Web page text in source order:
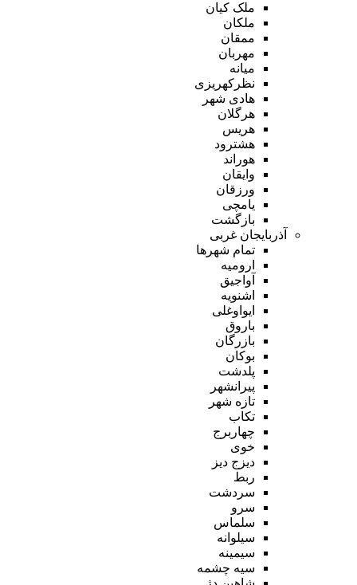
ملک کیان
ملکان
ممقان
مهربان
میانه
نظرکهریزی
هادی شهر
هرگلان
هریس
هشترود
هوراند
وایقان
ورزقان
یامچی
بازگشت
آذربایجان غربی
تمام شهر‌ها
ارومیه
آواجیق
اشنویه
ایواوغلی
باروق
بازرگان
بوکان
پلدشت
پیرانشهر
تازه شهر
تکاب
چهاربرج
خوی
دیزج دیز
ربط
سردشت
سرو
سلماس
سیلوانه
سیمینه
سیه چشمه